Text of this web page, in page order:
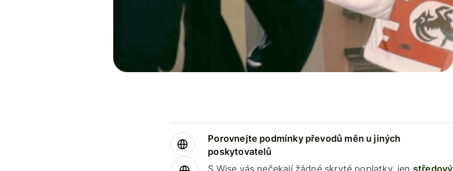
Porovnejte podmínky převodů měn u jiných
poskytovatelů
S Wise vás nečekají žádné skryté poplatky, jen středový